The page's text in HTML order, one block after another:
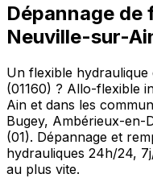
Dépannage de
Neuville-sur-
Un flexible
(01160) ? Allo-flexible
Ain et dans les
Bugey, Ambérieux-en-
(01). Dépannage et
hydrauliques 24h/24,
au plus vite.